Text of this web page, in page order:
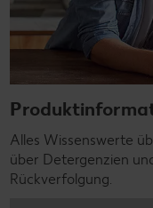
Alles Wissenswerte
über Detergenzien
Rückverfolgung.